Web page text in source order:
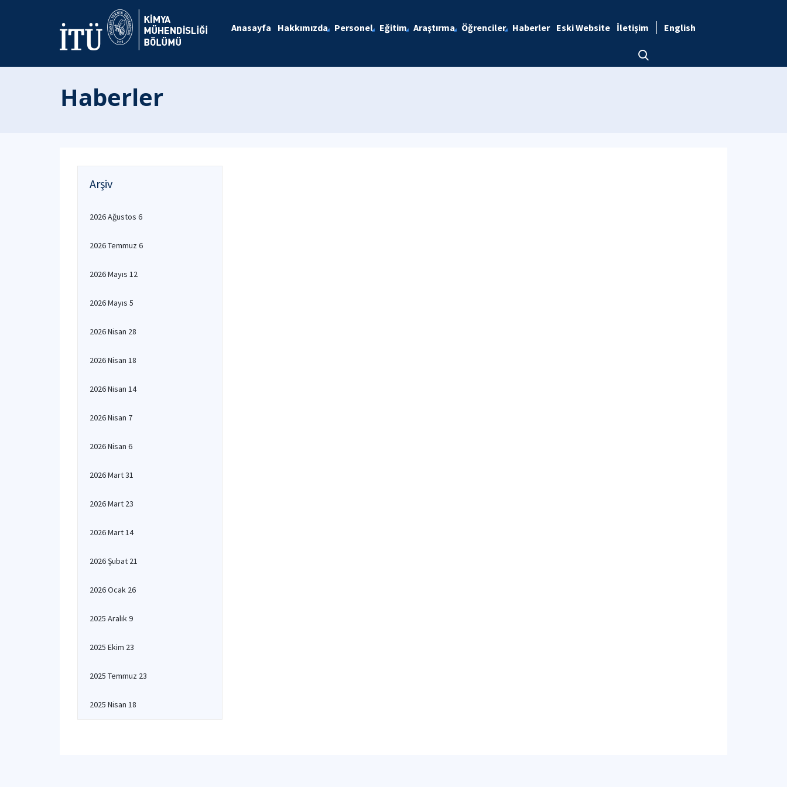
Anasayfa Hakkımızda Personel Eğitim Araştırma Öğrenciler Haberler Eski Website İletişim English
Haberler
Arşiv
2026 Ağustos 6
2026 Temmuz 6
2026 Mayıs 12
2026 Mayıs 5
2026 Nisan 28
2026 Nisan 18
2026 Nisan 14
2026 Nisan 7
2026 Nisan 6
2026 Mart 31
2026 Mart 23
2026 Mart 14
2026 Şubat 21
2026 Ocak 26
2025 Aralık 9
2025 Ekim 23
2025 Temmuz 23
2025 Nisan 18